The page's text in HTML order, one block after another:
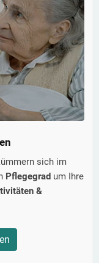
sich im
Pflegegrad um Ihre
&